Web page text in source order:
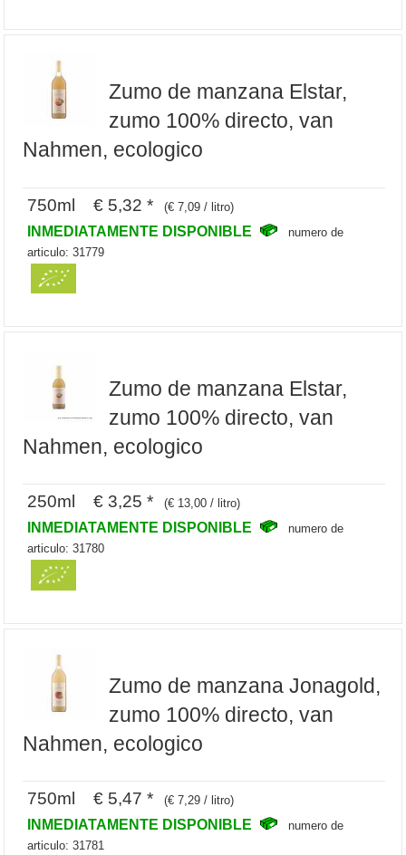
Zumo de manzana Elstar,
zumo 100% directo, van
Nahmen, ecologico
750ml € 5,32 * (€ 7,09 / litro)
INMEDIATAMENTE DISPONIBLE
numero de
articulo: 31779
Zumo de manzana Elstar,
zumo 100% directo, van
Nahmen, ecologico
250ml € 3,25 * (€ 13,00 / litro)
INMEDIATAMENTE DISPONIBLE
numero de
articulo: 31780
Zumo de manzana Jonagold,
zumo 100% directo, van
Nahmen, ecologico
750ml € 5,47 * (€ 7,29 / litro)
INMEDIATAMENTE DISPONIBLE
numero de
articulo: 31781